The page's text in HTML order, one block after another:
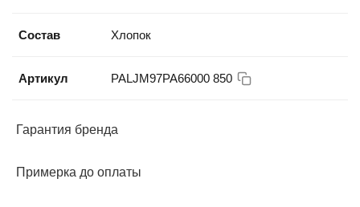
Состав Хлопок
Артикул PALJM97PA66000 850
Гарантия бренда
Примерка до оплаты